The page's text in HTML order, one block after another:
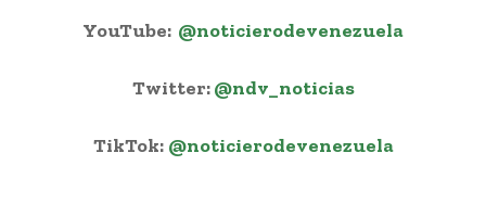
YouTube: @noticierodevenezuela
Twitter:@ndv_noticias
TikTok: @noticierodevenezuela